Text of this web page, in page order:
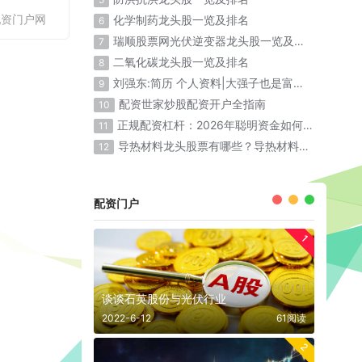
门户网 6 化学制药龙头股一览及排名
7 瑞顺股票网光伏逆变器龙头股一览及排名
8 二氧化碳龙头股一览及排名
9 刘强东:简历 个人资料|大强子也是富二代出生
10 配资世家炒股配资开户全指南
11 正规配资杠杆：2026年聪明资金如何放大收益
12 导热材料龙头股票有哪些？导热材料概念股票名单一览表
配资门户
1
谈谈石英股份与光伏行业
2022-6-12 61阅读
2